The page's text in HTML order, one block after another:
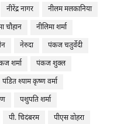
नीरेंद्र नागर
नीलम मलकानिया
चौहान
नीलिमा शर्मा
नेरुदा
पंकज चतुर्वेदी
शर्मा
पंकज शुक्ल
पंडित श्याम कृष्ण वर्मा
पशुपति शर्मा
पी. चिदंबरम
पीएस वोहरा